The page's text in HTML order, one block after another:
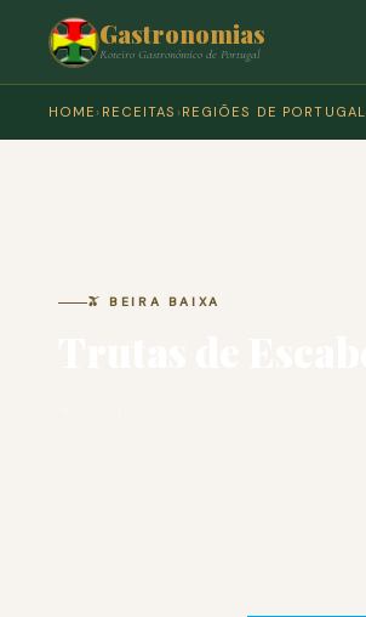
Gastronomias
Roteiro Gastronómico de Portugal
HOME › RECEITAS › REGIÕES DE PORTUGAL
🫒 BEIRA BAIXA